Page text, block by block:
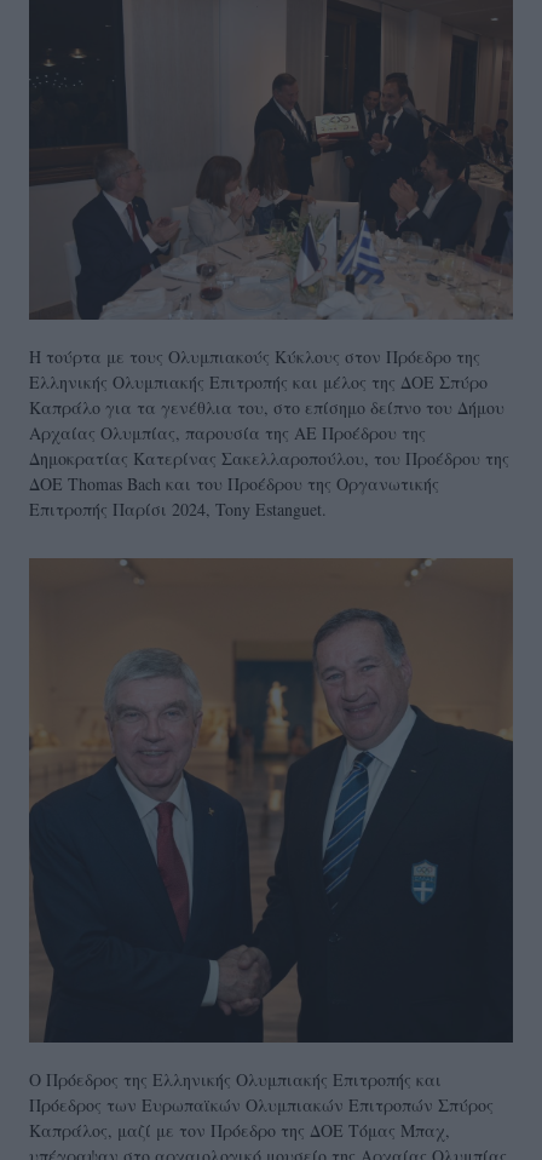
Η τούρτα με τους Ολυμπιακούς Κύκλους στον Πρόεδρο της
Ελληνικής Ολυμπιακής Επιτροπής και μέλος της ΔΟΕ Σπύρο
Καπράλο για τα γενέθλια του, στο επίσημο δείπνο του Δήμου
Αρχαίας Ολυμπίας, παρουσία της ΑΕ Προέδρου της
Δημοκρατίας Κατερίνας Σακελλαροπούλου, του Προέδρου της
ΔΟΕ Thomas Bach και του Προέδρου της Οργανωτικής
Επιτροπής Παρίσι 2024, Tony Estanguet.
Ο Πρόεδρος της Ελληνικής Ολυμπιακής Επιτροπής και
Πρόεδρος των Ευρωπαϊκών Ολυμπιακών Επιτροπών Σπύρος
Καπράλος, μαζί με τον Πρόεδρο της ΔΟΕ Τόμας Μπαχ,